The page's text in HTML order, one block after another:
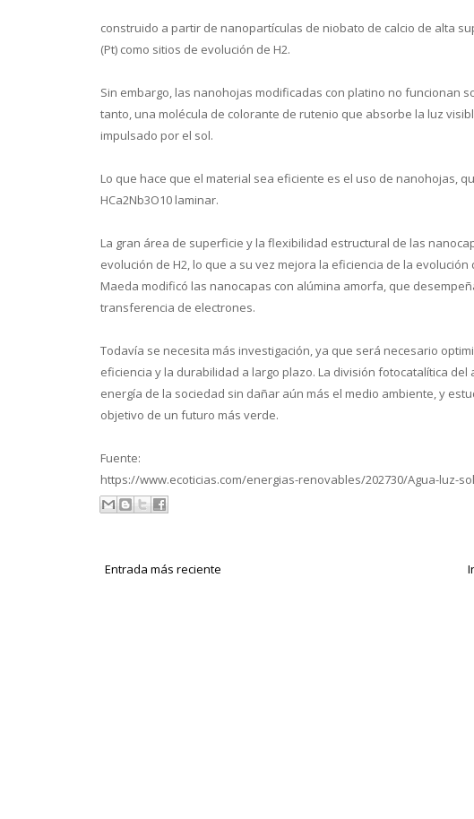
Conoce
construido a partir de nanopartículas de niobato de calcio de alta
(Pt) como sitios de evolución de H2.
Sin embargo, las nanohojas modificadas con platino no funcionan
tanto, una molécula de colorante de rutenio que absorbe la luz
impulsado por el sol.
Lo que hace que el material sea eficiente es el uso de nanohojas,
HCa2Nb3O10 laminar.
La gran área de superficie y la flexibilidad estructural de las
evolución de H2, lo que a su vez mejora la eficiencia de la
Maeda modificó las nanocapas con alúmina amorfa, que
transferencia de electrones.
Todavía se necesita más investigación, ya que será necesario
eficiencia y la durabilidad a largo plazo. La división fotocatalítica
energía de la sociedad sin dañar aún más el medio ambiente, y
objetivo de un futuro más verde.
Fuente:
https://www.ecoticias.com/energias-renovables/202730/Agua-luz-
Entrada más reciente